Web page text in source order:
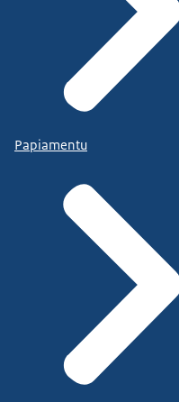
Papiamentu